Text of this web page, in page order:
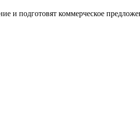
и подготовят коммерческое